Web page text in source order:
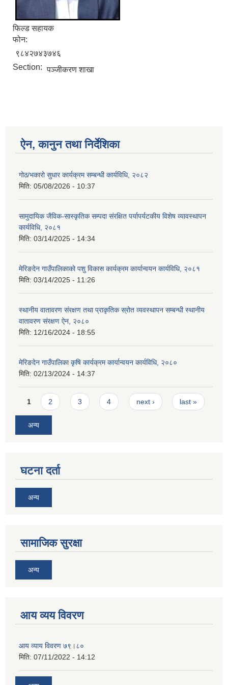
फिल्ड सहायक
फोन:
९८४२७४३७४६
Section: पञ्जीकरण शाखा
ऐन, कानुन तथा निर्देशिका
गोठ/भकारो सुधार कार्यक्रम सम्बन्धी कार्यविधि, २०८२
मिति: 05/08/2026 - 10:37
सामुदायिक जैविक-सास्कृतिक सम्पदा संरक्षित पर्यापर्यटकीय विशेष व्यावस्थापन
कार्यविधि, २०८१
मिति: 03/14/2025 - 14:34
मेरिङदेन गाउँपालिकाको पशु विकास कार्यक्रम कार्यान्वयन कार्यविधि, २०८१
मिति: 03/14/2025 - 11:26
स्थानीय वातावरण संरक्षण तथा प्राकृतिक स्रोत व्यवस्थापन सम्बन्धी स्थानीय
वातावरण संरक्षण ऐन, २०८०
मिति: 12/16/2024 - 18:55
मेरिङदेन गाउँपालिका कृषि कार्यक्रम कार्यान्वयन कार्यविधि, २०८०
मिति: 02/13/2024 - 14:37
Pages
1 2 3 4 next › last »
अन्य
घटना दर्ता
अन्य
सामाजिक सुरक्षा
अन्य
आय व्यय विवरण
आय व्याय विवरण ७९।८०
मिति: 07/11/2022 - 14:12